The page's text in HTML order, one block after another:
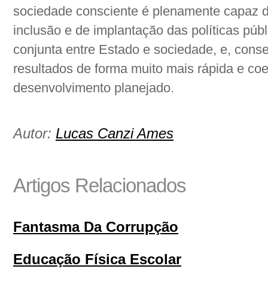
sociedade consciente é plenamente capaz
inclusão e de implantação das políticas
conjunta entre Estado e sociedade, e,
resultados de forma muito mais rápida e
desenvolvimento planejado.
Autor: Lucas Canzi Ames
Artigos Relacionados
Fantasma Da Corrupção
Educação Física Escolar